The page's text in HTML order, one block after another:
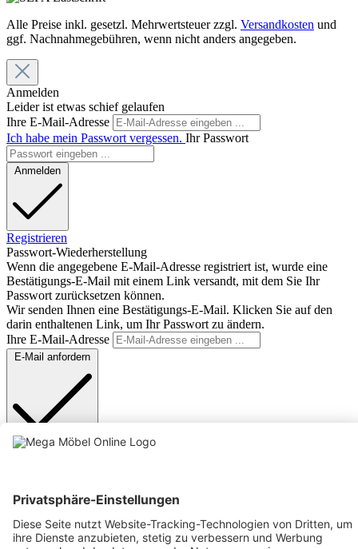
Alle Preise inkl. gesetzl. Mehrwertsteuer zzgl. Versandkosten und
ggf. Nachnahmegebühren, wenn nicht anders angegeben.
Anmelden
Leider ist etwas schief gelaufen
Ihre E-Mail-Adresse
Ich habe mein Passwort vergessen. Ihr Passwort
Anmelden
Registrieren
Passwort-Wiederherstellung
Wenn die angegebene E-Mail-Adresse registriert ist, wurde eine
Bestätigungs-E-Mail mit einem Link versandt, mit dem Sie Ihr
Passwort zurücksetzen können.
Wir senden Ihnen eine Bestätigungs-E-Mail. Klicken Sie auf den
darin enthaltenen Link, um Ihr Passwort zu ändern.
Ihre E-Mail-Adresse
E-Mail anfordern
Monochrom
Niedrige Sättigung
Animationen stoppen
Überschriften hervorheben